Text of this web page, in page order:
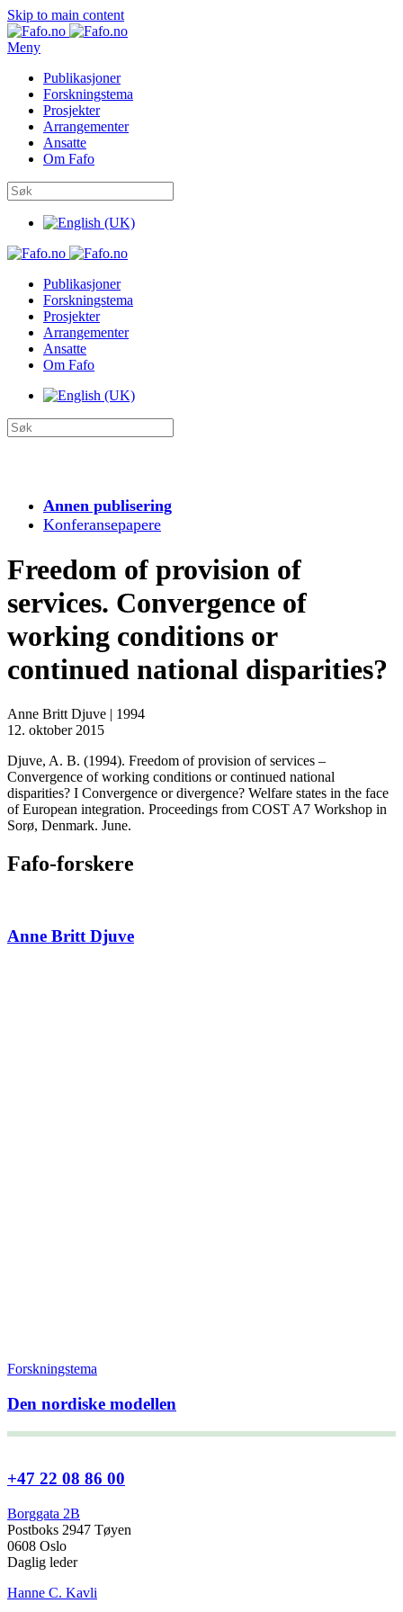
Skip to main content
Meny
Publikasjoner
Forskningstema
Prosjekter
Arrangementer
Ansatte
Om Fafo
Publikasjoner
Forskningstema
Prosjekter
Arrangementer
Ansatte
Om Fafo
Annen publisering
Konferansepapere
Freedom of provision of
services. Convergence of
working conditions or
continued national disparities?
Anne Britt Djuve | 1994
12. oktober 2015
Djuve, A. B. (1994). Freedom of provision of services –
Convergence of working conditions or continued national
disparities? I Convergence or divergence? Welfare states in the face
of European integration. Proceedings from COST A7 Workshop in
Sorø, Denmark. June.
Fafo-forskere
Anne Britt Djuve
Forskningstema
Den nordiske modellen
+47 22 08 86 00
Borggata 2B
Postboks 2947 Tøyen
0608 Oslo
Daglig leder
Hanne C. Kavli